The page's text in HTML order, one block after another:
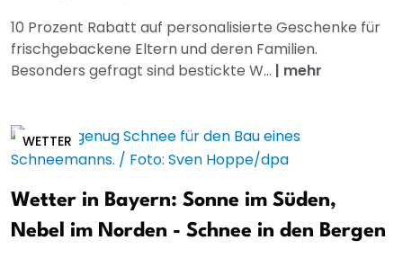
10 Prozent Rabatt auf personalisierte Geschenke für
frischgebackene Eltern und deren Familien.
Besonders gefragt sind bestickte W... | mehr
WETTER
Wetter in Bayern: Sonne im Süden,
Nebel im Norden - Schnee in den Bergen